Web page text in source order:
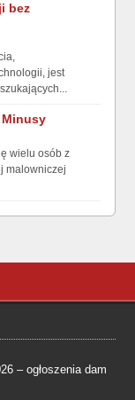
bez
jest
Minusy
wielu osób z
malowniczej
– ogłoszenia dam